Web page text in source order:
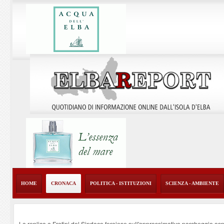
HOME CRONACA POLITICA - ISTITUZIONI SCIENZA - AMBIENTE